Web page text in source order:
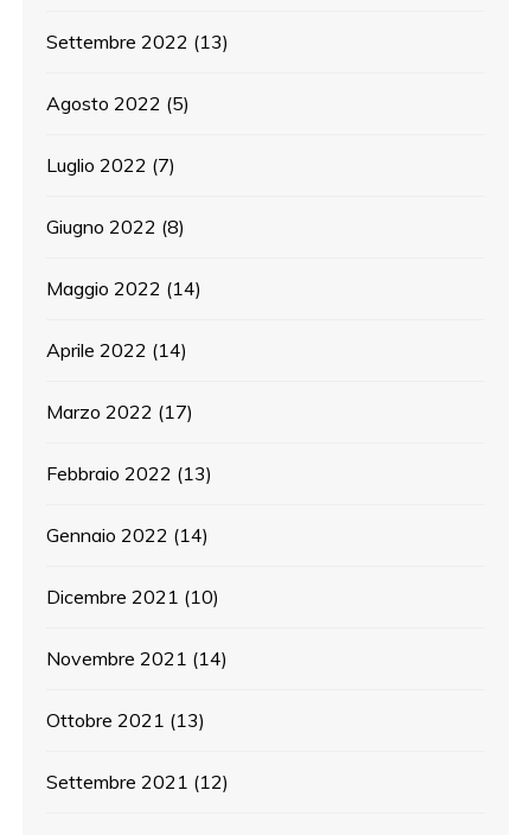
Settembre 2022 (13)
Agosto 2022 (5)
Luglio 2022 (7)
Giugno 2022 (8)
Maggio 2022 (14)
Aprile 2022 (14)
Marzo 2022 (17)
Febbraio 2022 (13)
Gennaio 2022 (14)
Dicembre 2021 (10)
Novembre 2021 (14)
Ottobre 2021 (13)
Settembre 2021 (12)